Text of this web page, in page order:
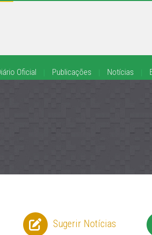
Oficial Publicações Notícias
Sugerir Notícias